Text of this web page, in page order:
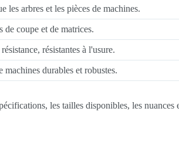
les arbres et les pièces de machines.
coupe et de matrices.
résistantes à l'usure.
durables et robustes.
les tailles disponibles, les nuances